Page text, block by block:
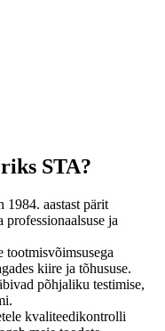
STA?
aastast pärit
ja
kiire ja tõhususe.
põhjaliku testimise,
kvaliteedikontrolli